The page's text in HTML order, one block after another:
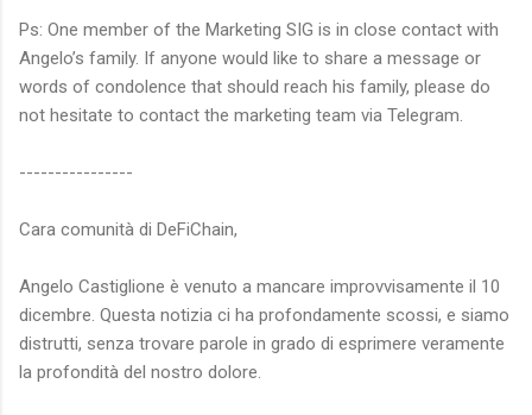
Ps: One member of the Marketing SIG is in close contact with
Angelo’s family. If anyone would like to share a message or
words of condolence that should reach his family, please do
not hesitate to contact the marketing team via Telegram.
----------------
Cara comunità di DeFiChain,
Angelo Castiglione è venuto a mancare improvvisamente il 10
dicembre. Questa notizia ci ha profondamente scossi, e siamo
distrutti, senza trovare parole in grado di esprimere veramente
la profondità del nostro dolore.